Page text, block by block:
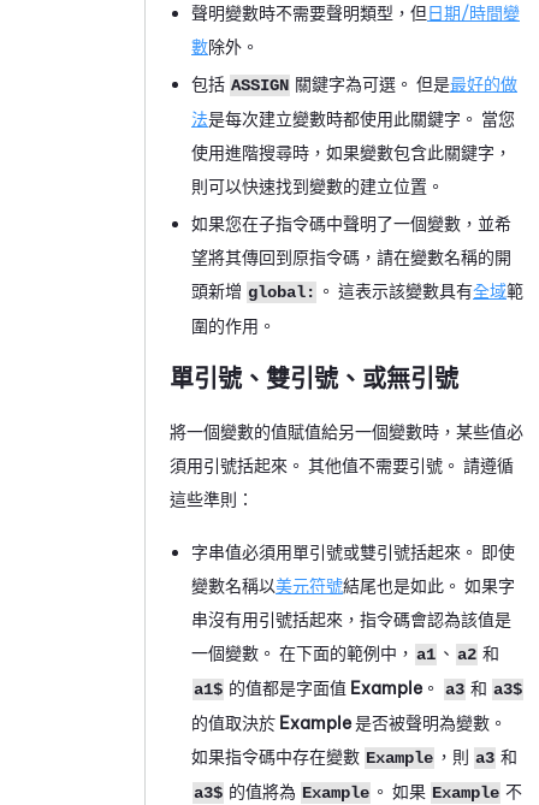
聲明變數時不需要聲明類型，但日期/時間變
數除外。
包括 ASSIGN 關鍵字為可選。 但是最好的做
法是每次建立變數時都使用此關鍵字。 當您
使用進階搜尋時，如果變數包含此關鍵字，
則可以快速找到變數的建立位置。
如果您在子指令碼中聲明了一個變數，並希
望將其傳回到原指令碼，請在變數名稱的開
頭新增 global: 。 這表示該變數具有全域範
圍的作用。
單引號、雙引號、或無引號
將一個變數的值賦值給另一個變數時，某些值必
須用引號括起來。 其他值不需要引號。 請遵循
這些準則：
字串值必須用單引號或雙引號括起來。 即使
變數名稱以美元符號結尾也是如此。 如果字
串沒有用引號括起來，指令碼會認為該值是
一個變數。 在下面的範例中， a1 、 a2 和
a1$ 的值都是字面值 Example 。 a3 和 a3$
的值取決於 Example是否被聲明為變數。
如果指令碼中存在變數 Example ，則 a3 和
a3$ 的值將為 Example 。 如果 Example 不